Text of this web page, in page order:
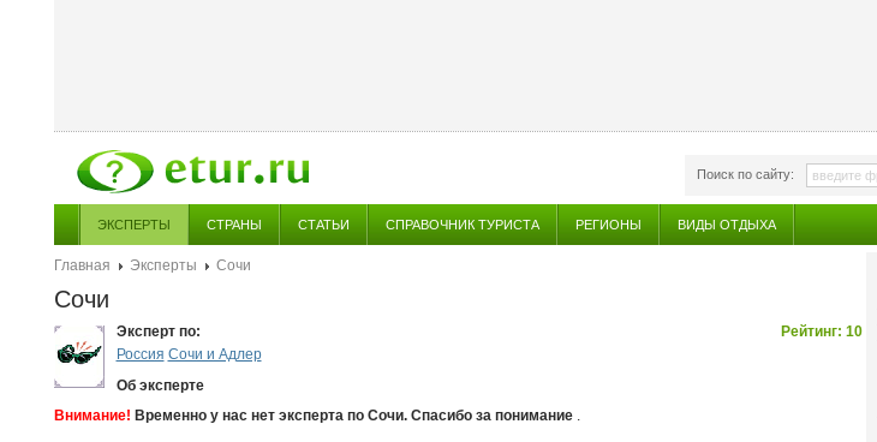
Поиск по сайту:
ЭКСПЕРТЫ СТРАНЫ СТАТЬИ СПРАВОЧНИК ТУРИСТА РЕГИОНЫ ВИДЫ ОТДЫХА
Главная Эксперты Сочи
Сочи
Рейтинг: 10
Эксперт по:
Россия Сочи и Адлер
Об эксперте
Внимание! Временно у нас нет эксперта по Сочи. Спасибо за понимание .